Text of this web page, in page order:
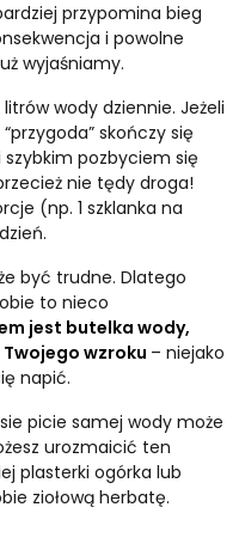
przypomina bieg
i powolne
wyjaśniamy.
litrów wody dziennie. Jeżeli
skończy się
pozbyciem się
nie tędy droga!
(np. 1 szklanka na
być trudne. Dlatego
to nieco
jest butelka wody,
wzroku – niejako
napić.
picie samej wody może
urozmaicić ten
plasterki ogórka lub
ziołową herbatę.